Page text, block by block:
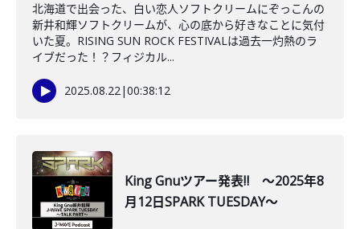
北海道で出会った、白い恋人ソフトクリームにぞっこんの
新井和輝ソフトクリームが、心の底から好きなことに気付
いた夏。RISING SUN ROCK FESTIVALは過去一灼熱のラ
イブだった！？フィジカル...
2025.08.22|00:38:12
King Gnuツアー発表‼ ～2025年8
月12日SPARK TUESDAY～